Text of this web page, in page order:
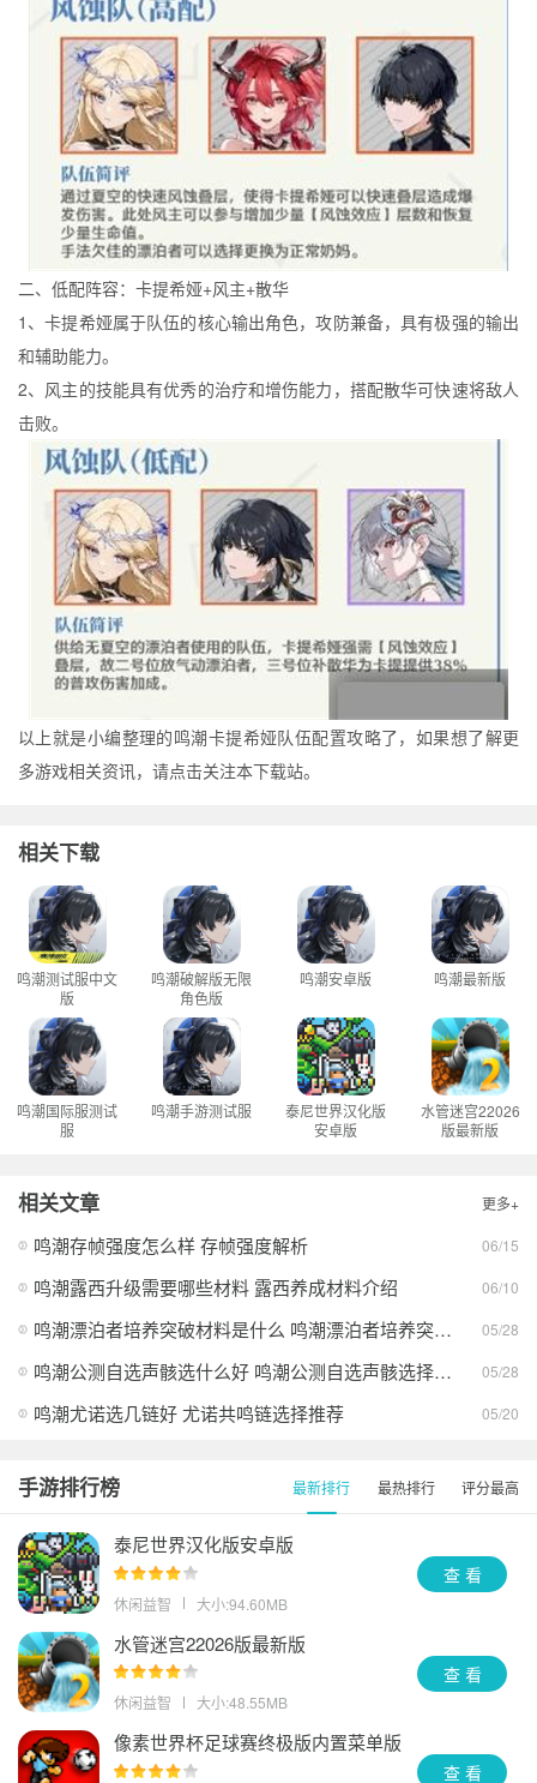
二、低配阵容：卡提希娅+风主+散华
1、卡提希娅属于队伍的核心输出角色，攻防兼备，具有极强的输出
和辅助能力。
2、风主的技能具有优秀的治疗和增伤能力，搭配散华可快速将敌人
击败。
以上就是小编整理的鸣潮卡提希娅队伍配置攻略了，如果想了解更
多游戏相关资讯，请点击关注本下载站。
相关下载
鸣潮测试服中文
版
鸣潮破解版无限
角色版
鸣潮安卓版 鸣潮最新版
鸣潮国际服测试
服
鸣潮手游测试服
泰尼世界汉化版
安卓版
水管迷宫22026
版最新版
相关文章 更多+
鸣潮存帧强度怎么样 存帧强度解析 06/15
鸣潮露西升级需要哪些材料 露西养成材料介绍 06/10
鸣潮漂泊者培养突破材料是什么 鸣潮漂泊者培养突破材料清单汇总 05/28
鸣潮公测自选声骸选什么好 鸣潮公测自选声骸选择建议 05/28
鸣潮尤诺选几链好 尤诺共鸣链选择推荐 05/20
手游排行榜 最新排行 最热排行 评分最高
泰尼世界汉化版安卓版
休闲益智 大小:94.60MB
查 看
水管迷宫22026版最新版
休闲益智 大小:48.55MB
查 看
像素世界杯足球赛终极版内置菜单版
查 看